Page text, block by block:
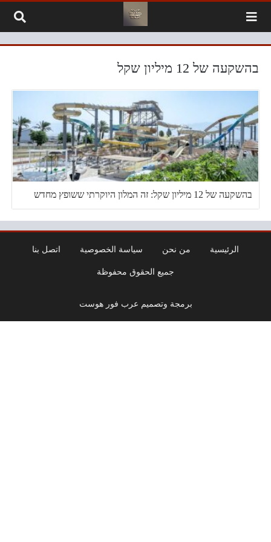
בהשקעה של 12 מיליון שקל
בהשקעה של 12 מיליון שקל: זה המלון היוקרתי ששופץ מחדש
الرئيسية من نحن سياسة الخصوصية اتصل بنا
جميع الحقوق محفوظة
برمجة وتصميم عرب فور هوست